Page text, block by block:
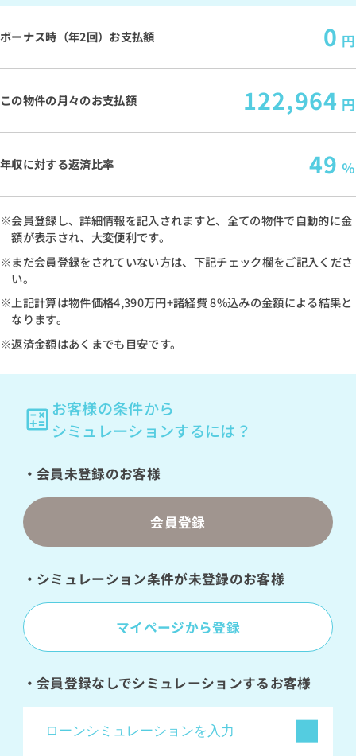
ボーナス時（年2回）お支払額 0 円
この物件の月々のお支払額 122,964 円
年収に対する返済比率 49 ％
※会員登録し、詳細情報を記入されますと、全ての物件で自動的に金
額が表示され、大変便利です。
※まだ会員登録をされていない方は、下記チェック欄をご記入くださ
い。
※上記計算は物件価格4,390万円+諸経費 8%込みの金額による結果と
なります。
※返済金額はあくまでも目安です。
お客様の条件から
シミュレーションするには？
・会員未登録のお客様
会員登録
・シミュレーション条件が未登録のお客様
マイページから登録
・会員登録なしでシミュレーションするお客様
ローンシミュレーションを入力